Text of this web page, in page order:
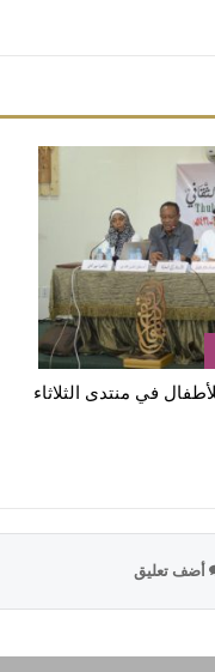
في منتدى الثلاثاء
أضف تعليق